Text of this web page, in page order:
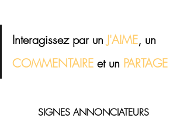
Interagissez par un J'AIME, un
COMMENTAIRE et un PARTAGE
SIGNES ANNONCIATEURS